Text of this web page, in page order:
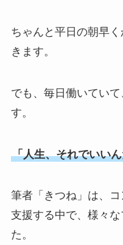
ちゃんと平日の朝早
きます。
でも、毎日働いてい
す。
「人生、それでいい
筆者「きつね」は、
支援する中で、様々
た。